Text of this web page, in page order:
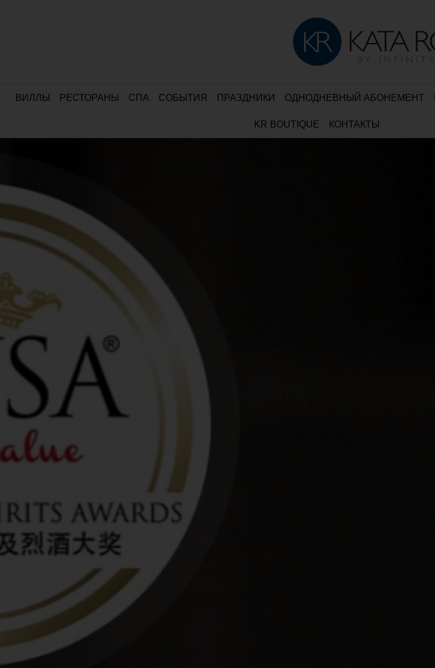
ВИЛЛЫ РЕСТОРАНЫ СПА СОБЫТИЯ ПРАЗДНИКИ ОДНОДНЕВНЫЙ АБОНЕМЕНТ
KR BOUTIQUE КОНТАКТЫ